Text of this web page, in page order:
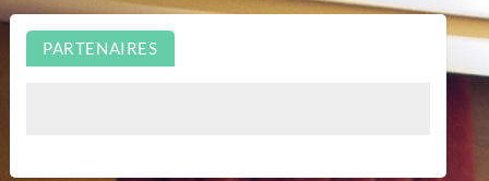
PARTENAIRES